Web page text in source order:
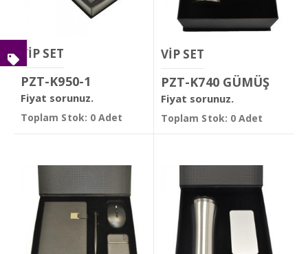
VİP SET
PZT-K950-1
Fiyat sorunuz.
Toplam Stok: 0 Adet
VİP SET
PZT-K740 GÜMÜŞ
Fiyat sorunuz.
Toplam Stok: 0 Adet